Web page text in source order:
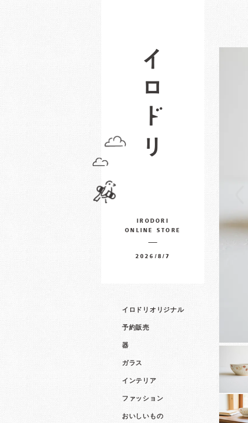
IRODORI
ONLINE STORE
2026/8/7
イロドリオリジナル
予約販売
器
ガラス
インテリア
ファッション
おいしいもの